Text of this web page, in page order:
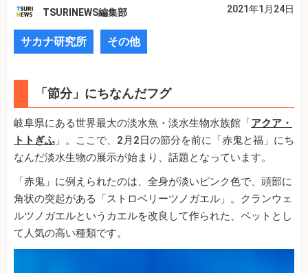
TSURINEWS編集部 2021年1月24日
サカナ研究所 その他
「節分」にちなんだフグ
岐阜県にある世界最大の淡水魚・淡水生物水族館「アクア・
トトぎふ 」。ここで、2月2日の節分を前に「赤鬼と福」にち
なんだ淡水生物の展示が始まり、話題となっています。
「赤鬼」に例えられたのは、全身が淡いピンク色で、頭部に
角状の突起がある「ストロベリーツノガエル」。クランウェ
ルツノガエルというカエルを改良して作られた、ペットとし
て人気の高い種類です。